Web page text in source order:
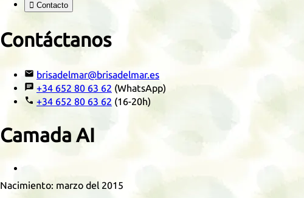
 Contacto
Contáctanos
 brisadelmar@brisadelmar.es
 +34 652 80 63 62 (WhatsApp)
 +34 652 80 63 62 (16-20h)
Camada AI
Nacimiento: marzo del 2015